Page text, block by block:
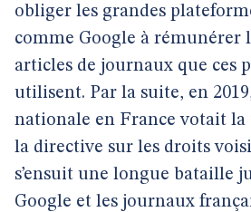
obliger les grandes
comme Google à rémunérer
articles de journaux que ces
utilisent. Par la suite, en
nationale en France votait
la directive sur les droits
s’ensuit une longue bataille
Google et les journaux